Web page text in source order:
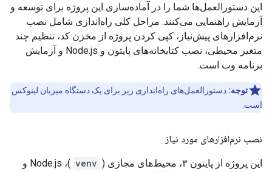
این دستورالعمل‌ها شما را در آماده‌سازی این پروژه برای توسعه و
آزمایش راهنمایی می‌کنند. مراحل کلی راه‌اندازی شامل نصب
نرم‌افزارهای پیش‌نیاز، کپی کردن پروژه از مخزن کد، تنظیم چند
متغیر محیطی، نصب کتابخانه‌های پایتون و Node.js و آزمایش
برنامه وب است.
توجه: دستورالعمل‌های راه‌اندازی زیر برای یک دستگاه میزبان لینوکس
است.
نصب نرم‌افزارهای مورد نیاز
این پروژه از پایتون ۳، محیط‌های مجازی ( venv
)، Node.js و